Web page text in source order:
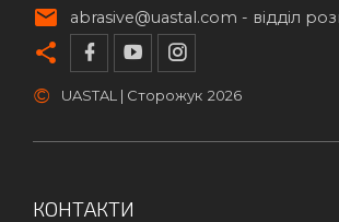
abrasive@uastal.com - відділ
© UASTAL | Сторожук 2026
КОНТАКТИ